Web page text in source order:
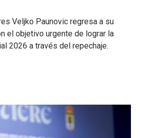
Veljko Paunovic regresa a su
el objetivo urgente de lograr la
2026 a través del repechaje.